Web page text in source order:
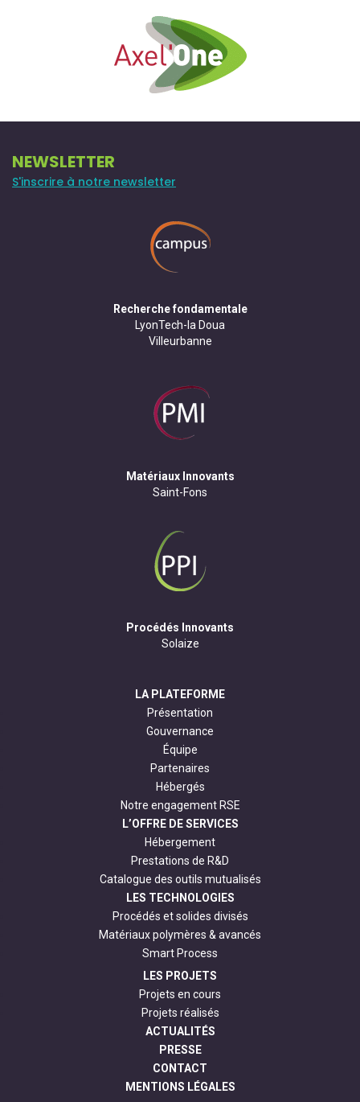
NEWSLETTER
S'inscrire à notre newsletter
Recherche fondamentale
LyonTech-la Doua
Villeurbanne
Matériaux Innovants
Saint-Fons
Procédés Innovants
Solaize
LA PLATEFORME
Présentation
Gouvernance
Équipe
Partenaires
Hébergés
Notre engagement RSE
L’OFFRE DE SERVICES
Hébergement
Prestations de R&D
Catalogue des outils mutualisés
LES TECHNOLOGIES
Procédés et solides divisés
Matériaux polymères & avancés
Smart Process
LES PROJETS
Projets en cours
Projets réalisés
ACTUALITÉS
PRESSE
CONTACT
MENTIONS LÉGALES